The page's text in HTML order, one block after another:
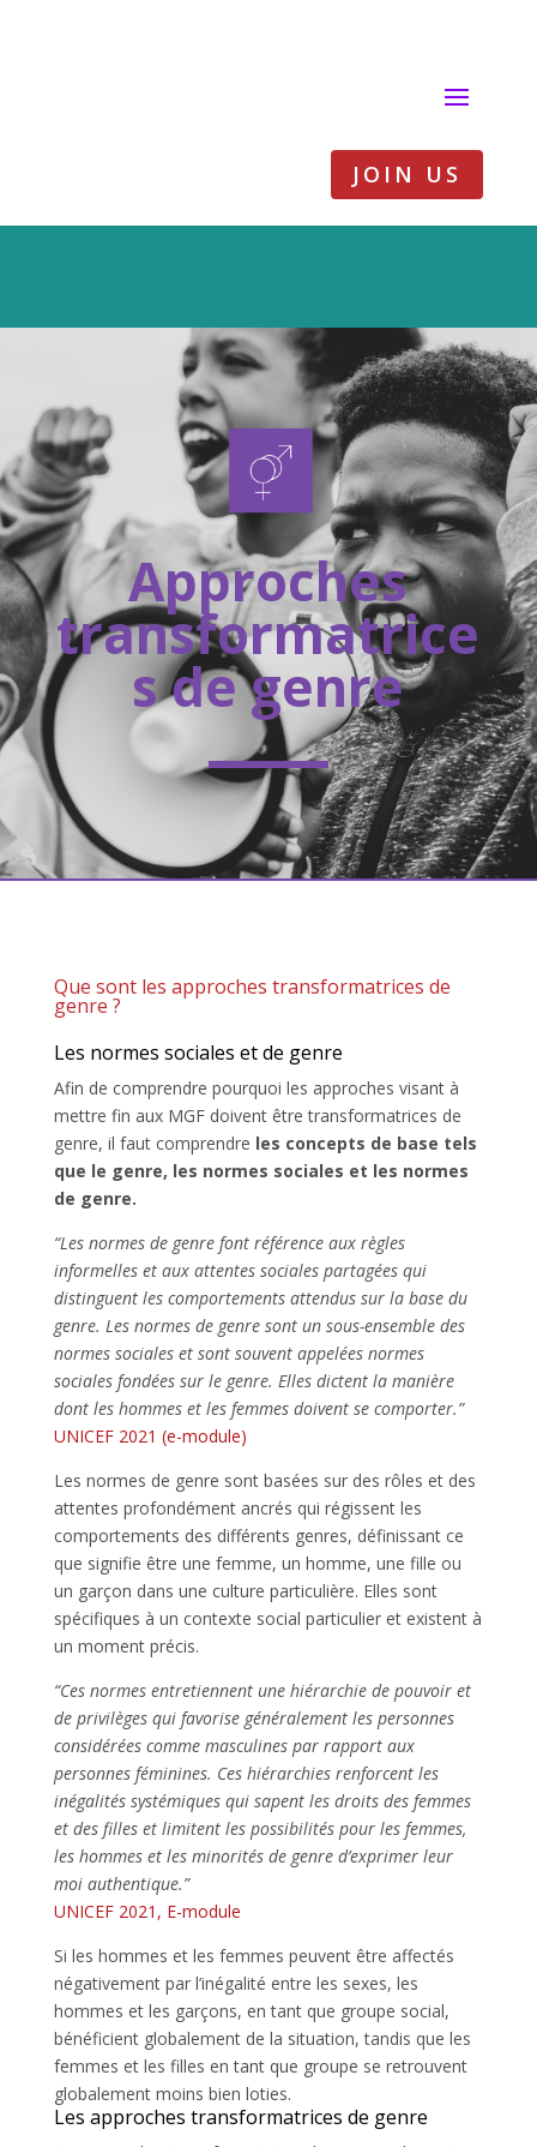
JOIN US
Approches
transformatrice
s de genre
Que sont les approches transformatrices de
genre ?
Les normes sociales et de genre
Afin de comprendre pourquoi les approches visant à
mettre fin aux MGF doivent être transformatrices de
genre, il faut comprendre les concepts de base tels
que le genre, les normes sociales et les normes
de genre.
“Les normes de genre font référence aux règles
informelles et aux attentes sociales partagées qui
distinguent les comportements attendus sur la base du
genre. Les normes de genre sont un sous-ensemble des
normes sociales et sont souvent appelées normes
sociales fondées sur le genre. Elles dictent la manière
dont les hommes et les femmes doivent se comporter.”
UNICEF 2021 (e-module)
Les normes de genre sont basées sur des rôles et des
attentes profondément ancrés qui régissent les
comportements des différents genres, définissant ce
que signifie être une femme, un homme, une fille ou
un garçon dans une culture particulière. Elles sont
spécifiques à un contexte social particulier et existent à
un moment précis.
“Ces normes entretiennent une hiérarchie de pouvoir et
de privilèges qui favorise généralement les personnes
considérées comme masculines par rapport aux
personnes féminines. Ces hiérarchies renforcent les
inégalités systémiques qui sapent les droits des femmes
et des filles et limitent les possibilités pour les femmes,
les hommes et les minorités de genre d’exprimer leur
moi authentique.”
UNICEF 2021, E-module
Si les hommes et les femmes peuvent être affectés
négativement par l’inégalité entre les sexes, les
hommes et les garçons, en tant que groupe social,
bénéficient globalement de la situation, tandis que les
femmes et les filles en tant que groupe se retrouvent
globalement moins bien loties.
Les approches transformatrices de genre